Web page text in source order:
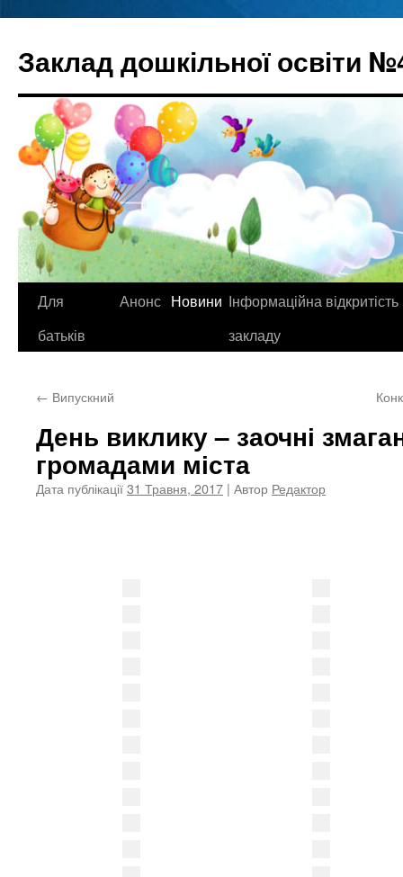
вмісту
Заклад дошкільної освіти
Для
батьків
Анонс Новини Інформаційна відкритість
закладу
← Випускний
День виклику – заочні
громадами міста
Дата публікації31 Травня, 2017 | Автор Редактор